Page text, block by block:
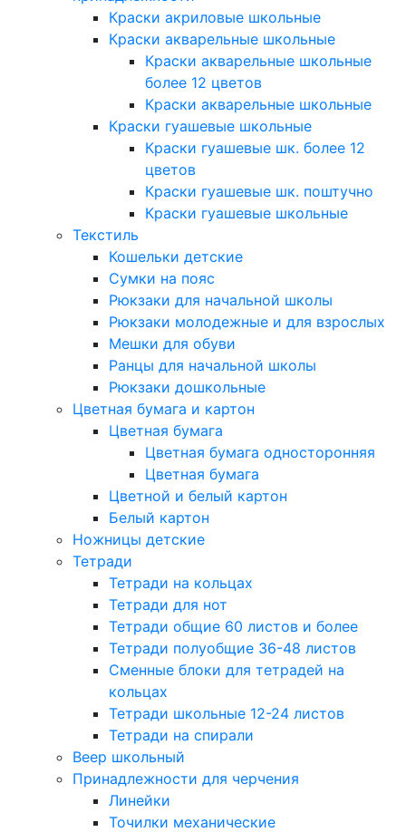
Краски акриловые школьные
Краски акварельные школьные
Краски акварельные школьные
более 12 цветов
Краски акварельные школьные
Краски гуашевые школьные
Краски гуашевые шк. более 12
цветов
Краски гуашевые шк. поштучно
Краски гуашевые школьные
Текстиль
Кошельки детские
Сумки на пояс
Рюкзаки для начальной школы
Рюкзаки молодежные и для взрослых
Мешки для обуви
Ранцы для начальной школы
Рюкзаки дошкольные
Цветная бумага и картон
Цветная бумага
Цветная бумага односторонняя
Цветная бумага
Цветной и белый картон
Белый картон
Ножницы детские
Тетради
Тетради на кольцах
Тетради для нот
Тетради общие 60 листов и более
Тетради полуобщие 36-48 листов
Сменные блоки для тетрадей на
кольцах
Тетради школьные 12-24 листов
Тетради на спирали
Веер школьный
Принадлежности для черчения
Линейки
Точилки механические